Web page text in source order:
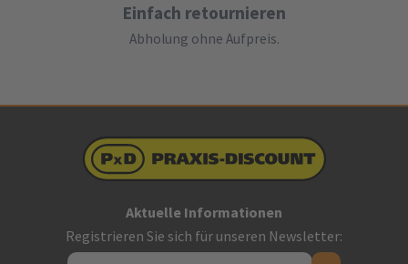
Einfach retournieren
Abholung ohne Aufpreis.
Aktuelle Informationen
Registrieren Sie sich für unseren Newsletter: